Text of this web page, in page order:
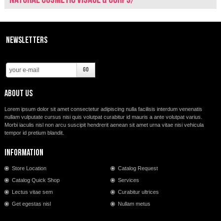
Newsletters
About us
Lorem ipsum dolor sit amet consectetur adipiscing nulla facilisis interdum venenatis
nullam vulputate cursus nisi quis volutpat curabitur id mauris a ante volutpat varius.
Morbi iaculis nisl non arcu suscipit hendrerit aenean sit amet urna vitae nisi vehicula
tempor id pretium blandit.
Information
Store Location
Catalog Request
Catalog Quick Shop
Services
Lectus vitae sem
Curabitur ultrices
Get egestas nisl
Nullam metus